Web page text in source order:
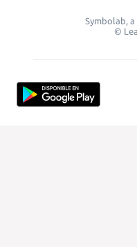
Symbolab, a
©